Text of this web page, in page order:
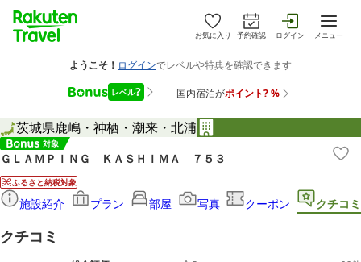
お気に入り 予約確認 ログイン メニュー
茨城県鹿嶋・神栖・潮来・北浦
ＧＬＡＭＰＩＮＧ ＫＡＳＨＩＭＡ ７５３
ふるさと納税対象
施設紹介 プラン 部屋 写真 クーポン クチコミ
クチコミ